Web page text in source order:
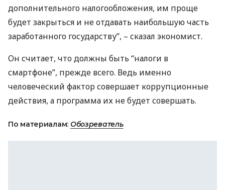
дополнительного налогообложения, им проще
будет закрыться и не отдавать наибольшую часть
заработанного государству”, – сказал экономист.
Он считает, что должны быть “налоги в
смартфоне”, прежде всего. Ведь именно
человеческий фактор совершает коррупционные
действия, а программа их не будет совершать.
По материалам: Обозреватель